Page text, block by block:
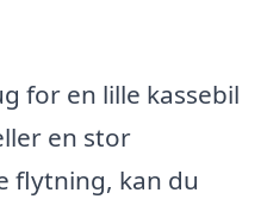
for en lille kassebil
en stor
flytning, kan du